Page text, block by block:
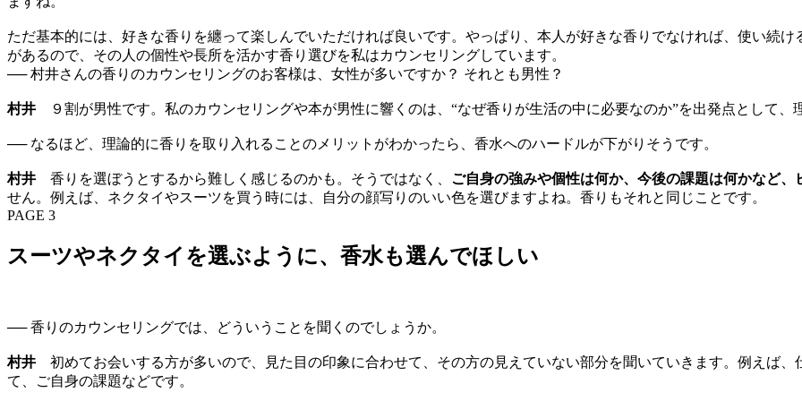
ただ基本的には、好きな香りを纏って楽しんでいただければ良いです。やっぱり、本人が好きな香りでなければ、使い続
があるので、その人の個性や長所を活かす香り選びを私はカウンセリングしています。
── 村井さんの香りのカウンセリングのお客様は、女性が多いですか？ それとも男性？
村井 ９割が男性です。私のカウンセリングや本が男性に響くのは、“なぜ香りが生活の中に必要なのか”を出発点として、
── なるほど、理論的に香りを取り入れることのメリットがわかったら、香水へのハードルが下がりそうです。
村井 香りを選ぼうとするから難しく感じるのかも。そうではなく、 ご自身の強みや個性は何か、今後の課題は何かなど
せん。例えば、ネクタイやスーツを買う時には、自分の顔写りのいい色を選びますよね。香りもそれと同じことです。
PAGE 3
スーツやネクタイを選ぶように、香水も選んでほしい
── 香りのカウンセリングでは、どういうことを聞くのでしょうか。
村井 初めてお会いする方が多いので、見た目の印象に合わせて、その方の見えていない部分を聞いていきます。例えば
て、ご自身の課題などです。